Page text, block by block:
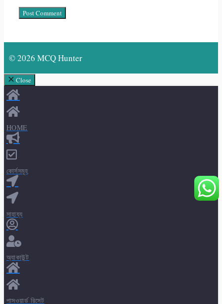
© 2026 MCQ Hunter
Close
HOME
কোর্সসমূহ
সাহায্য
অ্যাকাউন্ট
পাসওয়ার্ড রিসেট